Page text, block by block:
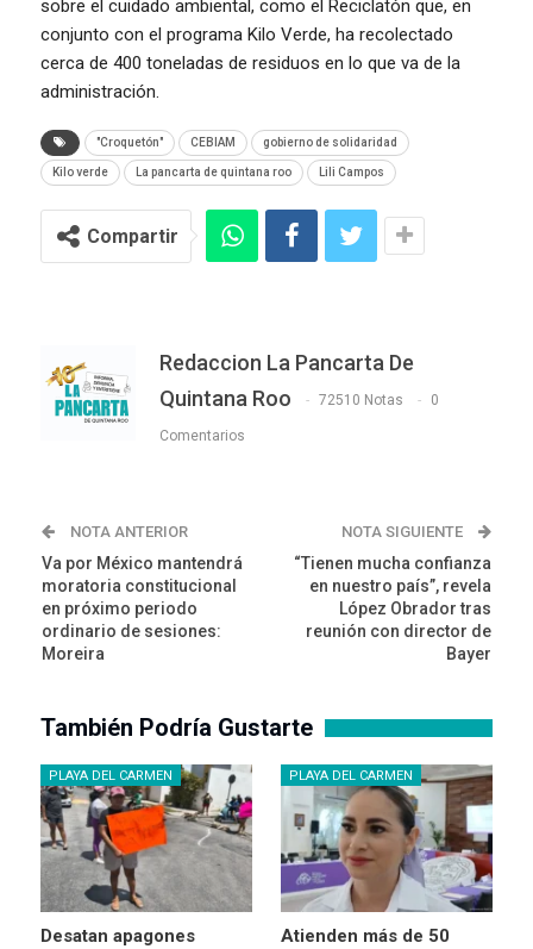
sobre el cuidado ambiental, como el Reciclatón que, en
conjunto con el programa Kilo Verde, ha recolectado
cerca de 400 toneladas de residuos en lo que va de la
administración.
"Croquetón" CEBIAM gobierno de solidaridad
Kilo verde La pancarta de quintana roo Lili Campos
Compartir
Redaccion La Pancarta De
Quintana Roo
72510 Notas 0
Comentarios
NOTA ANTERIOR
Va por México mantendrá
moratoria constitucional
en próximo periodo
ordinario de sesiones:
Moreira
NOTA SIGUIENTE
“Tienen mucha confianza
en nuestro país”, revela
López Obrador tras
reunión con director de
Bayer
También Podría Gustarte
PLAYA DEL CARMEN
Desatan apagones
PLAYA DEL CARMEN
Atienden más de 50